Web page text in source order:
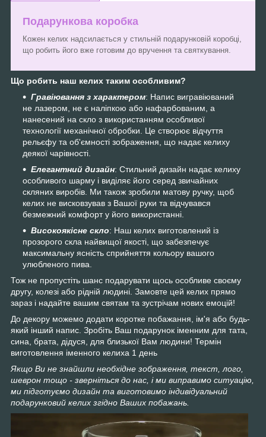
Подарункова коробка
Кожен келих надсилається у стильній подарунковій коробці,
що робить його вже готовим до вручення та святкування.
Що робить наш келих таким особливим?
Гравіювання з характером: Напис вигравіюваний
не лазером, не є наліпкою або нафарбованим, а
нанесений на скло з використанням особливої
технології механічної обробки. Це створює відчуття
рельєфу та об'ємності зображення, що надає келиху
деякої чарівності.
Елегантний дизайн: Стильний дизайн надає келиху
особливого шарму і виділяє його серед звичайних
скляних виробів. Ми також зробили матову ручку, щоб
келих не висковзував з Вашої руки та відчувався
безмежний комфорт у його використанні.
Високоякісне скло: Наш келих виготовлений із
прозорого скла найвищої якості, що забезпечує
максимальну ясність сприйняття кольору вашого
улюбленого пива.
Тож не пропустіть шанс подарувати щось особливе своєму
другу, колезі або рідній людині. Замовте цей келих прямо
зараз і надайте вашим святам та зустрічам нових емоцій!
До декору можемо додати коротке побажання, ім'я або будь-
який інший напис. Зробіть Ваш подарунок іменним для тата,
сина, брата, дідуся, для близької Вам людини! Термін
виготовлення іменного келиха 1 день
Якщо Ви не знайшли необхідне зображення, текст, лого,
шеврон тощо - зверніться до нас, і ми виправимо ситуацію,
ми підготуємо дизайн та виготовимо індивідуальний
подарунковий келих згідно Ваших побажань.